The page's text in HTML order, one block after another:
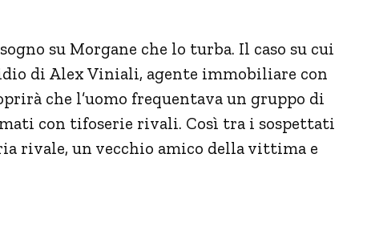
su Morgane che lo turba. Il caso su cui
di Alex Viniali, agente immobiliare con
che l’uomo frequentava un gruppo di
con tifoserie rivali. Così tra i sospettati
rivale, un vecchio amico della vittima e